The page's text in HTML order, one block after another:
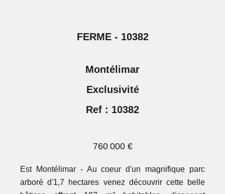
FERME - 10382
Montélimar
Exclusivité
Ref : 10382
760 000 €
Est Montélimar - Au coeur d'un magnifique parc
arboré d'1,7 hectares venez découvrir cette belle